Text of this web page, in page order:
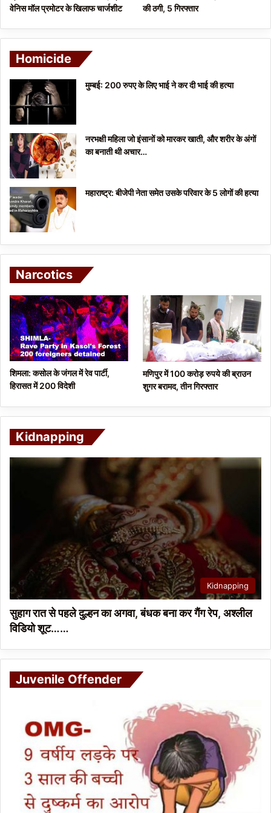
वेनिस मॉल प्रमोटर के खिलाफ चार्जशीट
की ठगी, 5 गिरफ्तार
Homicide
मुम्बई: 200 रुपए के लिए भाई ने कर दी भाई की हत्या
नरभक्षी महिला जो इंसानों को मारकर खाती, और शरीर के अंगों
का बनाती थी अचार…
महाराष्ट्र: बीजेपी नेता समेत उसके परिवार के 5 लोगों की हत्या
Narcotics
शिमला: कसोल के जंगल में रेव पार्टी,
हिरासत में 200 विदेशी
मणिपुर में 100 करोड़ रुपये की ब्राउन
शुगर बरामद, तीन गिरफ्तार
Kidnapping
Kidnapping
सुहाग रात से पहले दुल्हन का अगवा, बंधक बना कर गैंग रेप, अश्लील
विडियो शूट……
Juvenile Offender